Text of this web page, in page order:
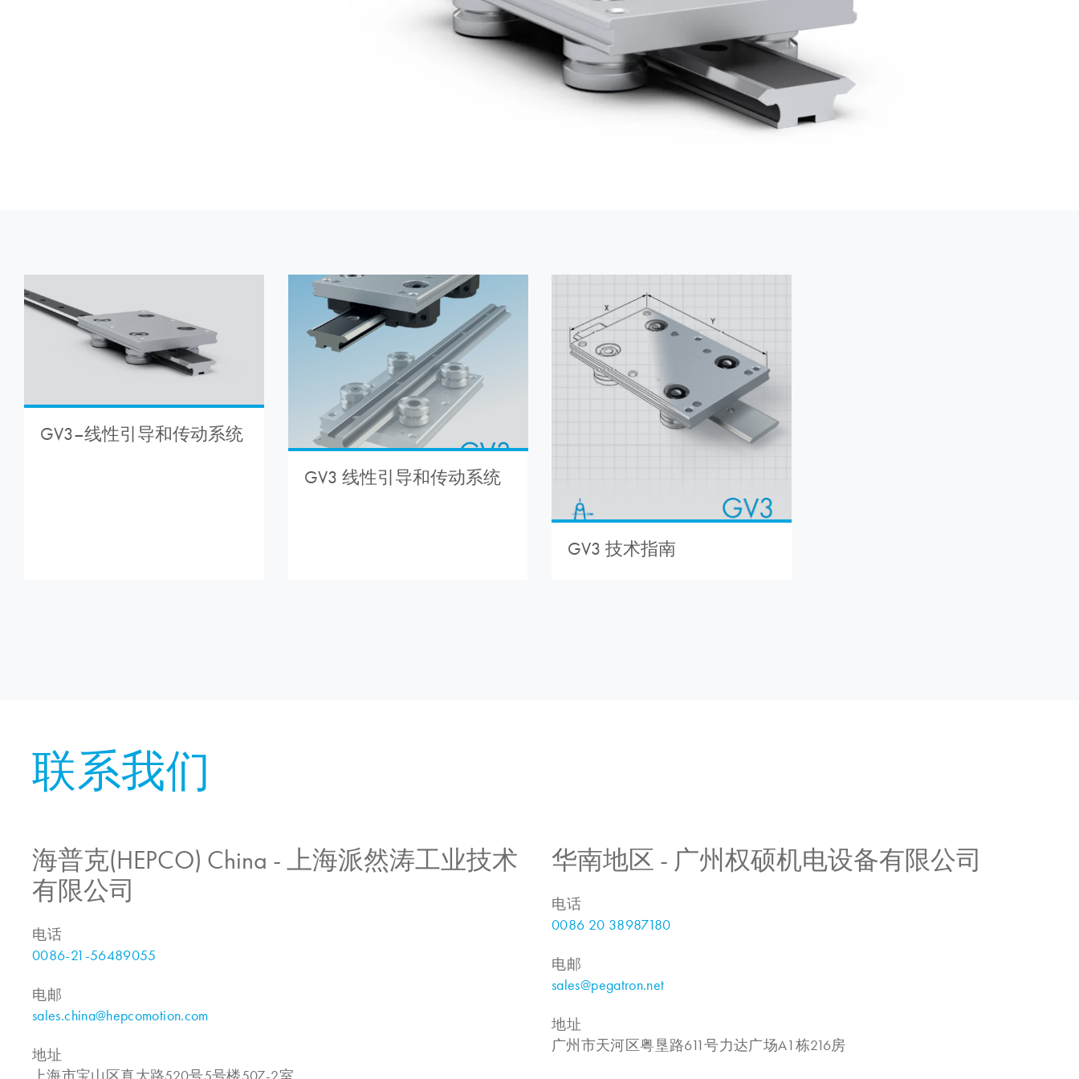
GV3–线性引导和传动系统
GV3 线性引导和传动系统
GV3 技术指南
联系我们
海普克(HEPCO) China - 上海派然涛工业技术
有限公司
电话
0086-21-56489055
电邮
sales.china@hepcomotion.com
地址
华南地区 - 广州权硕机电设备有限公司
电话
0086 20 38987180
电邮
sales@pegatron.net
地址
广州市天河区粤垦路611号力达广场A1栋216房